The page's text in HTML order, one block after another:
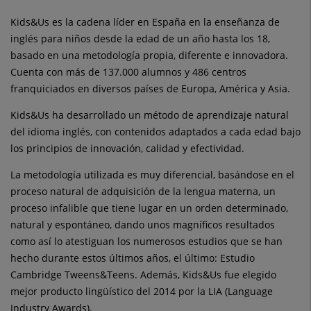
Kids&Us es la cadena líder en España en la enseñanza de
inglés para niños desde la edad de un año hasta los 18,
basado en una metodología propia, diferente e innovadora.
Cuenta con más de 137.000 alumnos y 486 centros
franquiciados en diversos países de Europa, América y Asia.
Kids&Us ha desarrollado un método de aprendizaje natural
del idioma inglés, con contenidos adaptados a cada edad bajo
los principios de innovación, calidad y efectividad.
La metodología utilizada es muy diferencial, basándose en el
proceso natural de adquisición de la lengua materna, un
proceso infalible que tiene lugar en un orden determinado,
natural y espontáneo, dando unos magníficos resultados
como así lo atestiguan los numerosos estudios que se han
hecho durante estos últimos años, el último: Estudio
Cambridge Tweens&Teens. Además, Kids&Us fue elegido
mejor producto lingüístico del 2014 por la LIA (Language
Industry Awards).